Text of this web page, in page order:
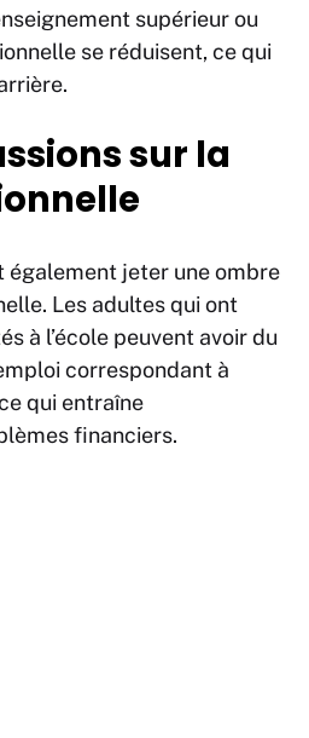
supérieur ou
se réduisent, ce qui
sur la
également jeter une ombre
Les adultes qui ont
à l’école peuvent avoir du
correspondant à
qui entraîne
financiers.